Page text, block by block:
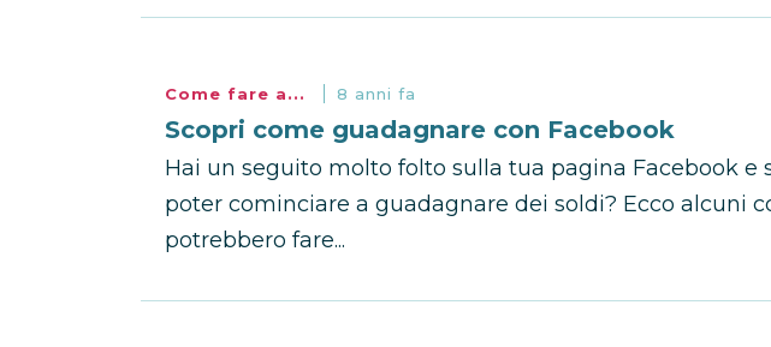
Come fare a... 8 anni fa
Scopri come guadagnare con Facebook
Hai un seguito molto folto sulla tua pagina Facebook e
poter cominciare a guadagnare dei soldi? Ecco alcuni
potrebbero fare...